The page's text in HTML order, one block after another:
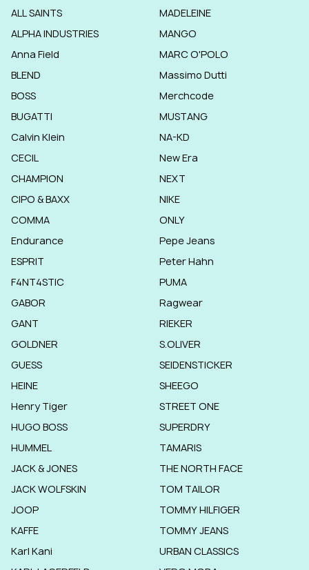
ALL SAINTS
ALPHA INDUSTRIES
Anna Field
BLEND
BOSS
BUGATTI
Calvin Klein
CECIL
CHAMPION
CIPO & BAXX
COMMA
Endurance
ESPRIT
F4NT4STIC
GABOR
GANT
GOLDNER
GUESS
HEINE
Henry Tiger
HUGO BOSS
HUMMEL
JACK & JONES
JACK WOLFSKIN
JOOP
KAFFE
Karl Kani
MADELEINE
MANGO
MARC O'POLO
Massimo Dutti
Merchcode
MUSTANG
NA-KD
New Era
NEXT
NIKE
ONLY
Pepe Jeans
Peter Hahn
PUMA
Ragwear
RIEKER
S.OLIVER
SEIDENSTICKER
SHEEGO
STREET ONE
SUPERDRY
TAMARIS
THE NORTH FACE
TOM TAILOR
TOMMY HILFIGER
TOMMY JEANS
URBAN CLASSICS